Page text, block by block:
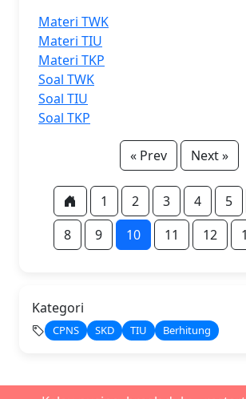
Materi TWK
Materi TIU
Materi TKP
Soal TWK
Soal TIU
Soal TKP
« Prev Next »
1 2 3 4 5
8
9 10 11 12
Kategori
CPNS SKD TIU Berhitung